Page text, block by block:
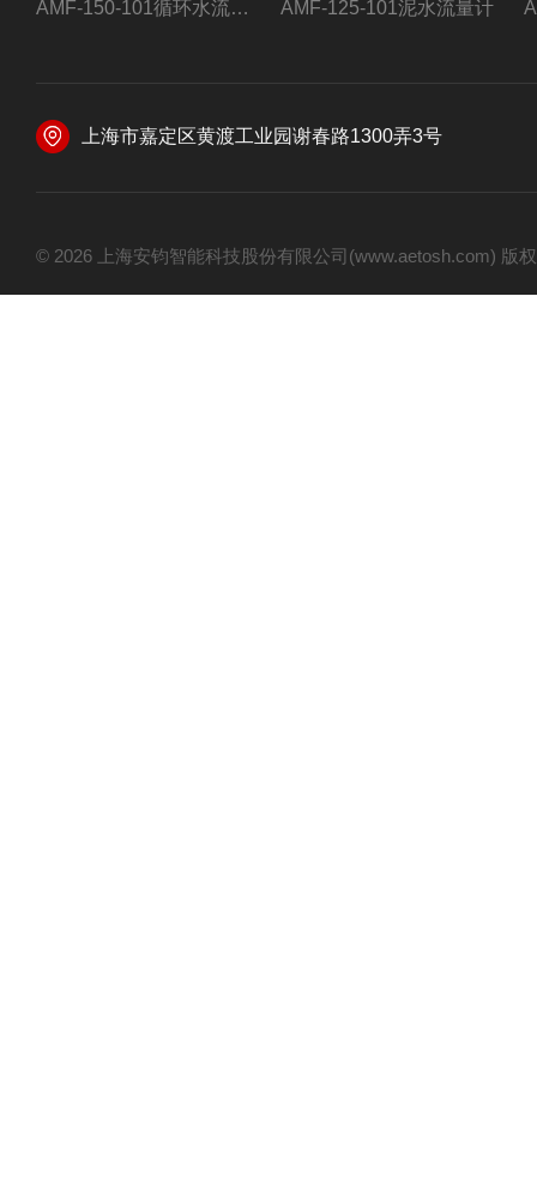
AMF-150-101循环水流量计,电磁流量计 AMF-125-101泥水流量计
上海市嘉定区黄渡工业园谢春路1300弄3号
© 2026 上海安钧智能科技股份有限公司(www.aetosh.com)